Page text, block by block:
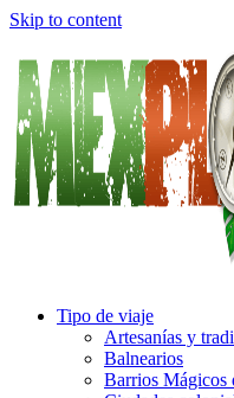
Skip to content
Tipo de viaje
Artesanías y
Balnearios
Barrios Mágicos